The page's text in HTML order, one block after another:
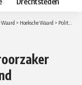
Waard > Hoeksche Waard > Politie op zoek naar veroorzaker ongeval in Oud-Beijerland